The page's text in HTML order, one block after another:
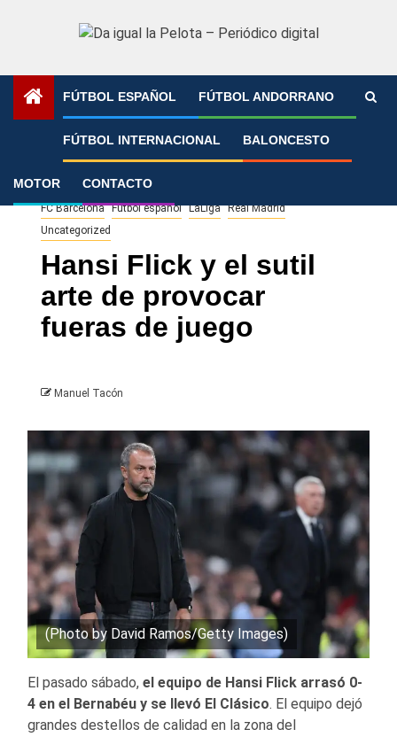
FÚTBOL ESPAÑOL FÚTBOL ANDORRANO
FÚTBOL INTERNACIONAL BALONCESTO
MOTOR CONTACTO
»
FC Barcelona Fútbol español LaLiga Real Madrid
Uncategorized
Hansi Flick y el sutil
arte de provocar
fueras de juego
Manuel Tacón
(Photo by David Ramos/Getty Images)
El pasado sábado, el equipo de Hansi Flick arrasó 0-
4 en el Bernabéu y se llevó El Clásico. El equipo dejó
grandes destellos de calidad en la zona del